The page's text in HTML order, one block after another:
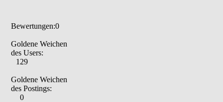
Bewertungen:0
Goldene Weichen
des Users:
129
Goldene Weichen
des Postings:
0